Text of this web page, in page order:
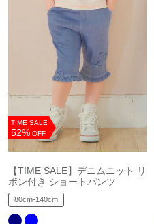
TIME SALE
52% OFF
【TIME SALE】デニムニット リ
ボン付き ショートパンツ
80cm-140cm